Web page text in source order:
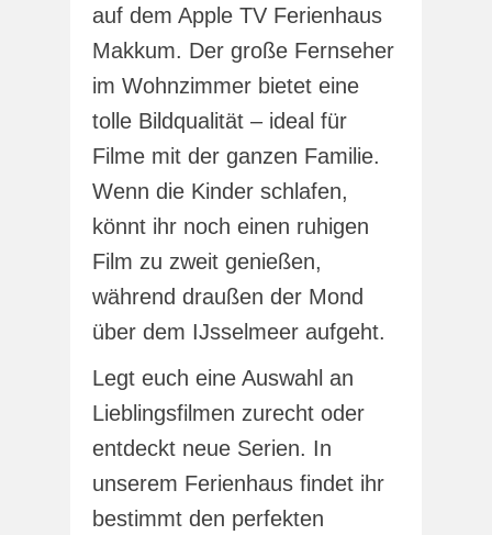
auf dem Apple TV Ferienhaus
Makkum. Der große Fernseher
im Wohnzimmer bietet eine
tolle Bildqualität – ideal für
Filme mit der ganzen Familie.
Wenn die Kinder schlafen,
könnt ihr noch einen ruhigen
Film zu zweit genießen,
während draußen der Mond
über dem IJsselmeer aufgeht.
Legt euch eine Auswahl an
Lieblingsfilmen zurecht oder
entdeckt neue Serien. In
unserem Ferienhaus findet ihr
bestimmt den perfekten